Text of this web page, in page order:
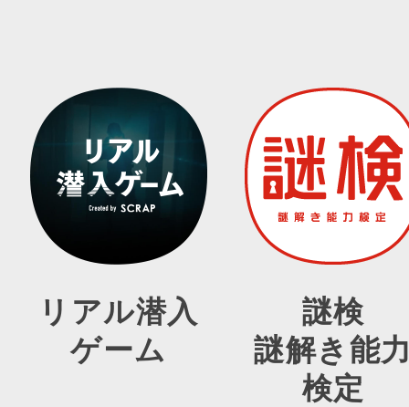
リアル潜入
ゲーム
謎検
謎解き能
検定